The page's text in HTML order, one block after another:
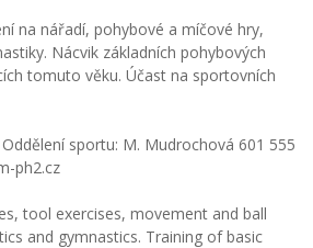
na nářadí, pohybové a míčové hry,
Nácvik základních pohybových
tomuto věku. Účast na sportovních
sportu: M. Mudrochová 601 555
ph2.cz
tool exercises, movement and ball
and gymnastics. Training of basic